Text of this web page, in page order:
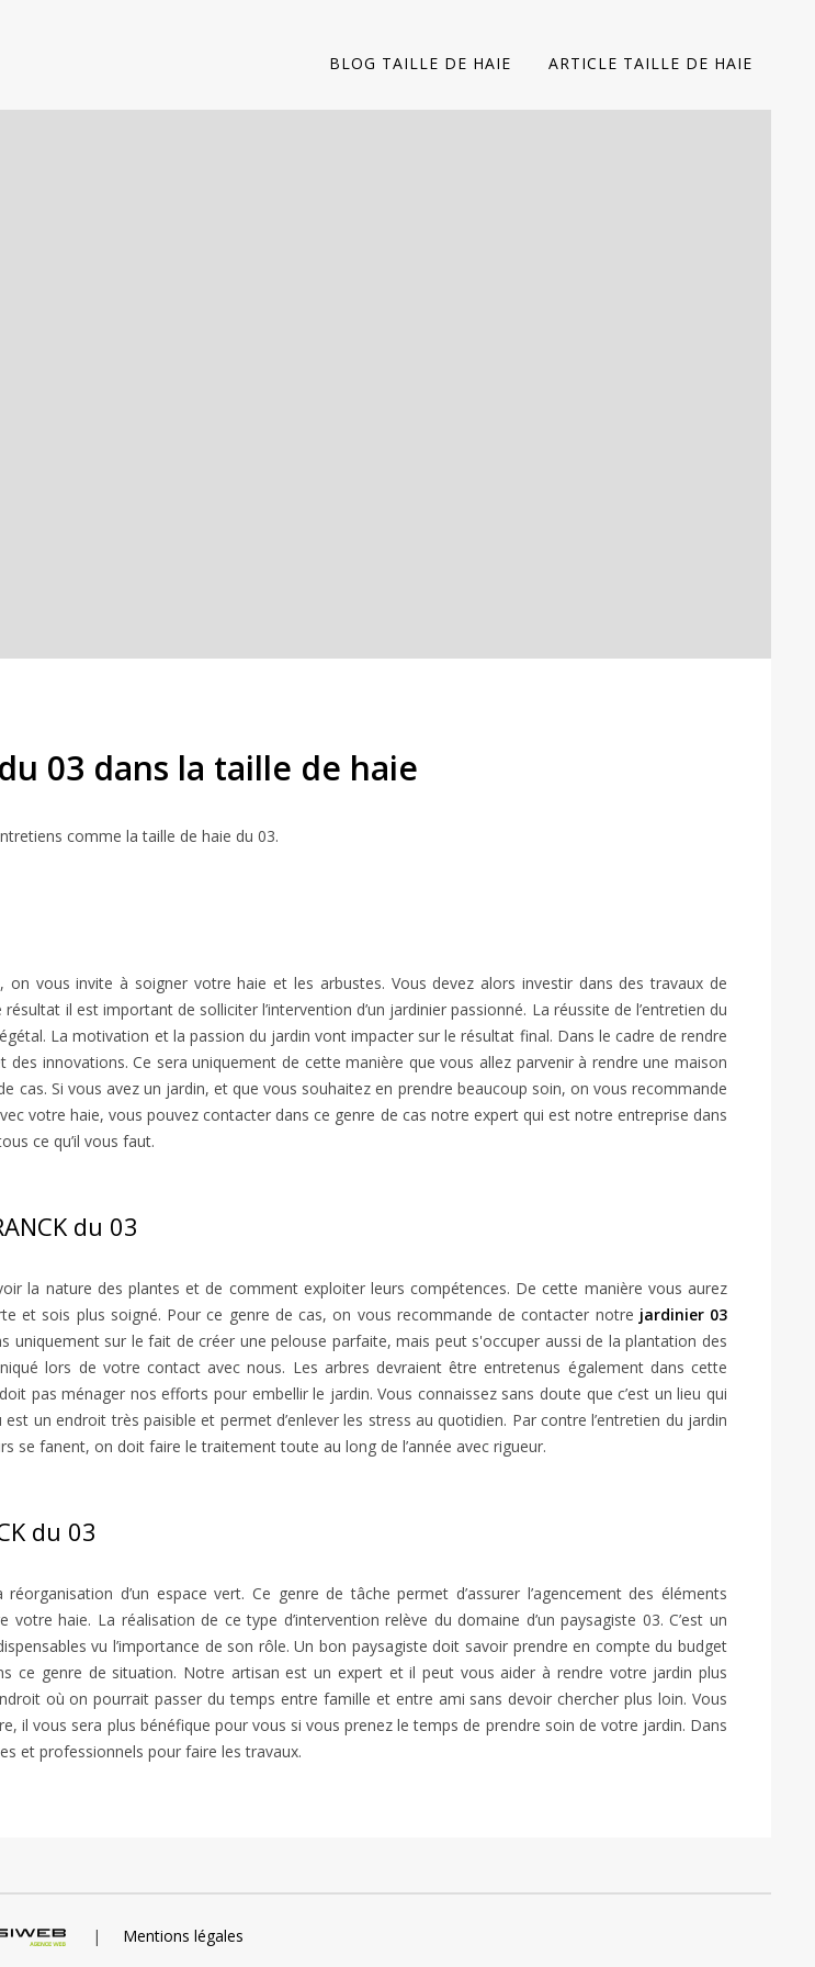
BLOG TAILLE DE HAIE ARTICLE TAILLE DE HAIE
03 dans la taille de haie
comme la taille de haie du 03.
vous invite à soigner votre haie et les arbustes. Vous devez alors investir dans des travaux de
il est important de solliciter l’intervention d’un jardinier passionné. La réussite de l’entretien du
La motivation et la passion du jardin vont impacter sur le résultat final. Dans le cadre de rendre
innovations. Ce sera uniquement de cette manière que vous allez parvenir à rendre une maison
cas. Si vous avez un jardin, et que vous souhaitez en prendre beaucoup soin, on vous recommande
votre haie, vous pouvez contacter dans ce genre de cas notre expert qui est notre entreprise dans
ce qu’il vous faut.
du 03
la nature des plantes et de comment exploiter leurs compétences. De cette manière vous aurez
et sois plus soigné. Pour ce genre de cas, on vous recommande de contacter notre jardinier 03
sur le fait de créer une pelouse parfaite, mais peut s'occuper aussi de la plantation des
lors de votre contact avec nous. Les arbres devraient être entretenus également dans cette
pas ménager nos efforts pour embellir le jardin. Vous connaissez sans doute que c’est un lieu qui
un endroit très paisible et permet d’enlever les stress au quotidien. Par contre l’entretien du jardin
se fanent, on doit faire le traitement toute au long de l’année avec rigueur.
du 03
d’un espace vert. Ce genre de tâche permet d’assurer l’agencement des éléments
haie. La réalisation de ce type d’intervention relève du domaine d’un paysagiste 03. C’est un
vu l’importance de son rôle. Un bon paysagiste doit savoir prendre en compte du budget
ce genre de situation. Notre artisan est un expert et il peut vous aider à rendre votre jardin plus
où on pourrait passer du temps entre famille et entre ami sans devoir chercher plus loin. Vous
il vous sera plus bénéfique pour vous si vous prenez le temps de prendre soin de votre jardin. Dans
et professionnels pour faire les travaux.
| Mentions légales